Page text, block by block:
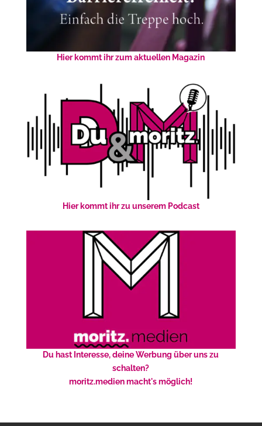
Hier kommt ihr zum aktuellen Magazin
Hier kommt ihr zu unserem Podcast
Du hast Interesse, deine Werbung über uns zu
schalten?
moritz.medien macht's möglich!